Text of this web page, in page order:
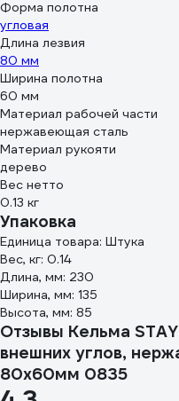
Форма полотна
угловая
Длина лезвия
80 мм
Ширина полотна
60 мм
Материал рабочей части
нержавеющая сталь
Материал рукояти
дерево
Вес нетто
0.13 кг
Упаковка
Единица товара: Штука
Вес, кг: 0.14
Длина, мм: 230
Ширина, мм: 135
Высота, мм: 85
Отзывы Кельма
внешних углов,
80x60мм 0835